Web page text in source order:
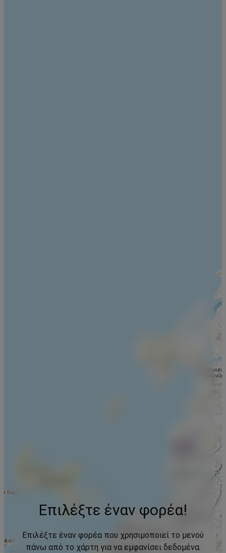
Επιλέξτε έναν φορέα!
Επιλέξτε έναν φορέα που χρησιμοποιεί το μενού
πάνω από το χάρτη για να εμφανίσει δεδομένα.